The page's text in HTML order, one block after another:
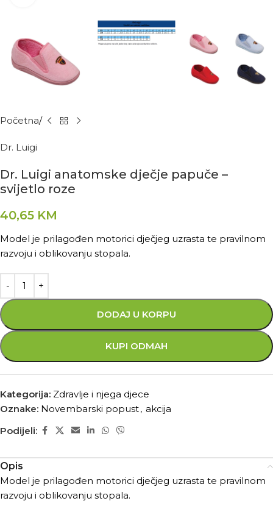
Početna
Dr. Luigi
Dr. Luigi anatomske dječje papuče –
svijetlo roze
40,65 KM
Model je prilagođen motorici dječjeg uzrasta te pravilnom
razvoju i oblikovanju stopala.
DODAJ U KORPU
KUPI ODMAH
Kategorija: Zdravlje i njega djece
Oznake: Novembarski popust, akcija
Podijeli:
Opis
Model je prilagođen motorici dječjeg uzrasta te pravilnom
razvoju i oblikovanju stopala.